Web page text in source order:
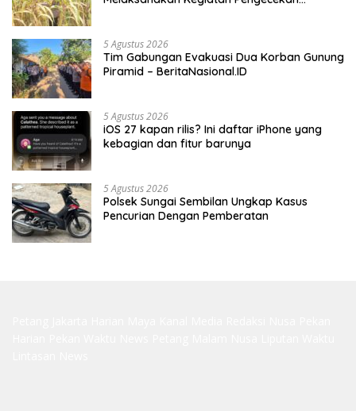
5 Agustus 2026
Tim Gabungan Evakuasi Dua Korban Gunung
Piramid – BeritaNasional.ID
5 Agustus 2026
iOS 27 kapan rilis? Ini daftar iPhone yang
kebagian dan fitur barunya
5 Agustus 2026
Polsek Sungai Sembilan Ungkap Kasus
Pencurian Dengan Pemberatan